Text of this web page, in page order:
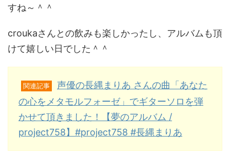
すね～＾＾
croukaさんとの飲みも楽しかったし、アルバムも頂
けて嬉しい日でした＾＾
関連記事
声優の長縄まりあ さんの曲「あなた
の心をメタモルフォーゼ」でギターソロを弾
かせて頂きました！【夢のアルバム /
project758】#project758 #長縄まりあ